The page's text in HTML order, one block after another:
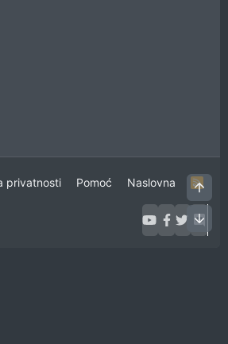
privatnosti Pomoć Naslovna
R
S
Dno